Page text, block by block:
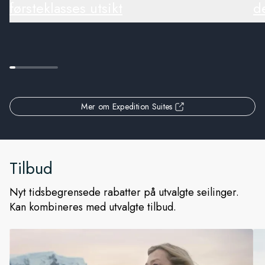
Mer om Expedition Suites
Tilbud
Nyt tidsbegrensede rabatter på utvalgte seilinger.
Kan kombineres med utvalgte tilbud.